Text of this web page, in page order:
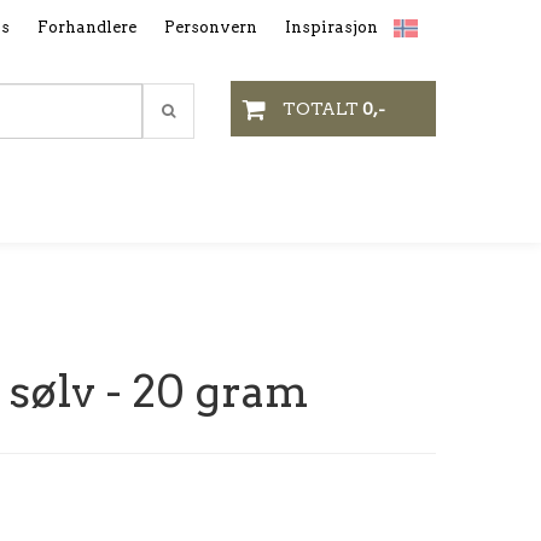
Forhandlere Personvern Inspirasjon
TOTALT 0,-
- 20 gram